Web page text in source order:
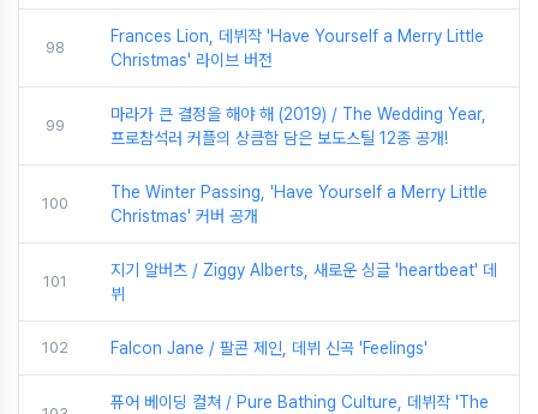
98
Frances Lion, 데뷔작 'Have Yourself a Merry Little
Christmas' 라이브 버전
99
마라가 큰 결정을 해야 해 (2019) / The Wedding Year,
프로참석러 커플의 상큼함 담은 보도스틸 12종 공개!
100
The Winter Passing, 'Have Yourself a Merry Little
Christmas' 커버 공개
101
지기 알버츠 / Ziggy Alberts, 새로운 싱글 'heartbeat' 데
뷔
102 Falcon Jane / 팔콘 제인, 데뷔 신곡 'Feelings'
퓨어 베이딩 컬쳐 / Pure Bathing Culture, 데뷔작 'The